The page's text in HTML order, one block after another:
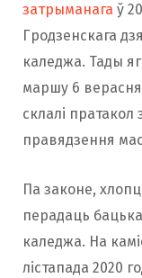
затрыманага ў
Гродзенскага
каледжа. Тады
маршу 6
склалі
правядзення
Па законе,
перадаць
каледжа. На
лістапада 2020